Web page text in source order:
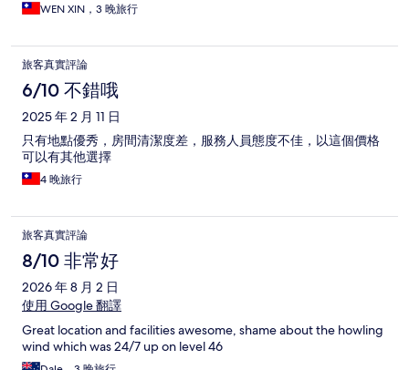
WEN XIN，3 晚旅行
旅客真實評論
6/10 不錯哦
2025 年 2 月 11 日
只有地點優秀，房間清潔度差，服務人員態度不佳，以這個價格
可以有其他選擇
4 晚旅行
旅客真實評論
8/10 非常好
2026 年 8 月 2 日
使用 Google 翻譯
Great location and facilities awesome, shame about the howling
wind which was 24/7 up on level 46